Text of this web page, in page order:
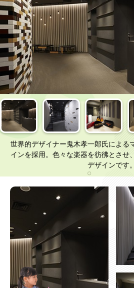
世界的デザイナー鬼木孝一郎氏による
インを採用。色々な楽器を彷彿とさせ
デザインです。